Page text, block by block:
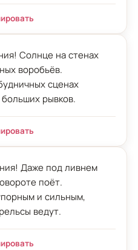
Солнце на стенах
воробьёв.
сценах
рывков.
Даже под ливнем
поёт.
и сильным,
ведут.